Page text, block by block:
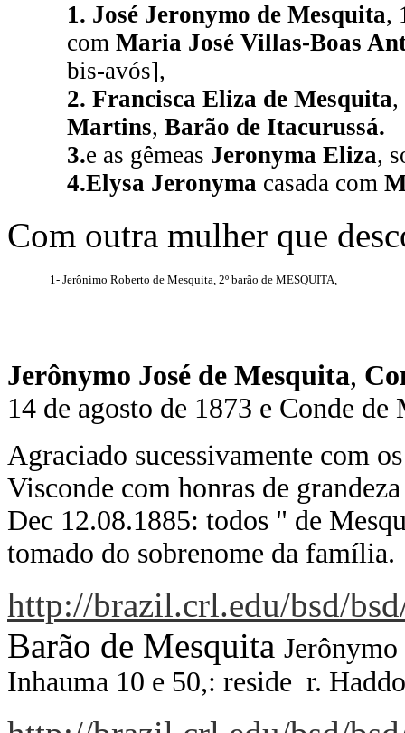
1. José Jeronymo de Mesquita,
com Maria José Villas-Boas
bis-avós],
2. Francisca Eliza de Mesquita,
Martins, Barão de Itacurussá.
3.e as gêmeas Jeronyma Eliza,
4.Elysa Jeronyma casada com
Com outra mulher que
1- Jerônimo Roberto de Mesquita, 2º barão de MESQUITA,
Jerônymo José de Mesquita,
14 de agosto de 1873 e Conde
Agraciado sucessivamente com
Visconde com honras de
Dec 12.08.1885: todos " de
tomado do sobrenome da família.
http://brazil.crl.edu/bsd/
Barão de Mesquita Jerônymo
Inhauma 10 e 50,: reside r.